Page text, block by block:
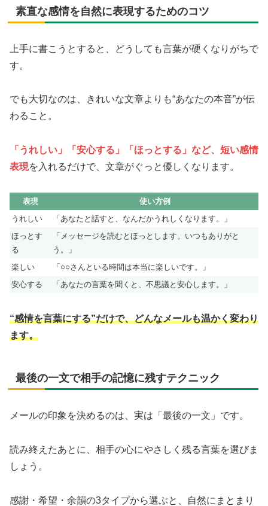
素直な感情を自然に表現するためのコツ
上手に書こうとすると、どうしても言葉が硬くなりがちで
す。
でも大切なのは、きれいな文章よりも“あなたの本音”が伝
わること。
「うれしい」「安心する」「ほっとする」など、短い感情
表現を入れるだけで、文章がぐっと優しくなります。
表現
使い方例
うれしい
「あなたと話すと、なんだかうれしくなります。」
ほっとす
る
「メッセージを読むとほっとします。いつもありがと
う。」
楽しい
「○○さんといる時間は本当に楽しいです。」
安心する
「あなたの言葉を聞くと、不思議と安心します。」
“感情を言葉にする”だけで、どんなメールも温かく変わり
ます。
最後の一文で相手の記憶に残すテクニック
メールの印象を決めるのは、実は「最後の一文」です。
読み終えたあとに、相手の心にやさしく残る言葉を選びま
しょう。
感謝・希望・余韻の3タイプから選ぶと、自然にまとまり